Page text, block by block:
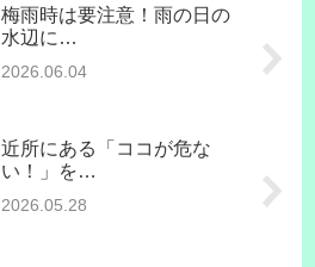
梅雨時は要注意！雨の日の
水辺に…
2026.06.04
近所にある「ココが危な
い！」を…
2026.05.28